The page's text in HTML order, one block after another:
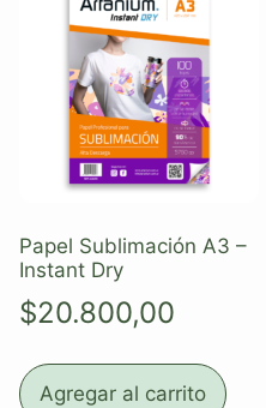
Papel Sublimación A3 –
Instant Dry
$20.800,00
Agregar al carrito